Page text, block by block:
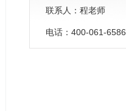
联系人：程老师
电话：400-061-6586